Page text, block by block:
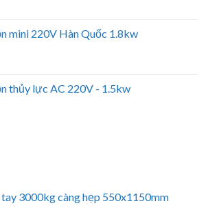
mini 220V Hàn Quốc 1.8kw
thủy lực AC 220V - 1.5kw
tay 3000kg càng hẹp 550x1150mm